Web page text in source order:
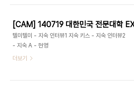
텔미텔미 - 지숙 인터뷰1 지숙 키스 - 지숙 인터뷰2
- 지숙 A - 현영
더보기